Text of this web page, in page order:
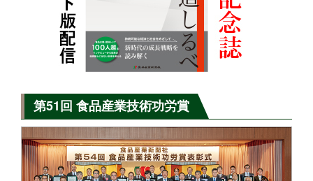
第51回 食品産業技術功労賞